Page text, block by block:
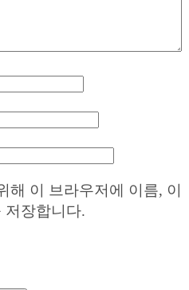
해 이 브라우저에 이름, 이
저장합니다.